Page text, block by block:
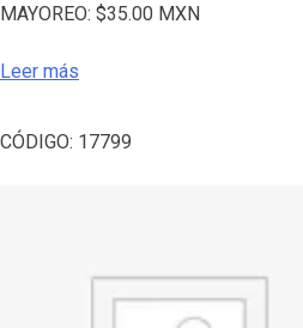
MAYOREO: $35.00 MXN
Leer más
CÓDIGO: 17799